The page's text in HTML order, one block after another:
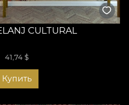
CULTURAL
41,74 $
Купить